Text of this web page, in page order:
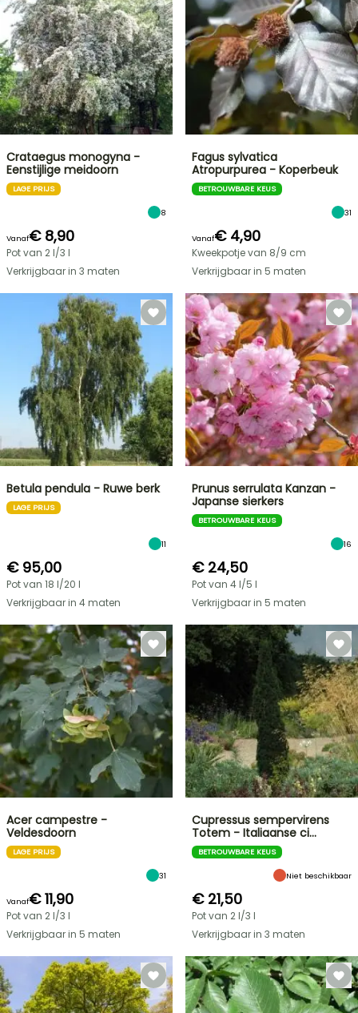
Crataegus monogyna -
Eenstijlige meidoorn
LAGE PRIJS
8
Vanaf€ 8,90
Pot van 2 l/3 l
Verkrijgbaar in 3 maten
Fagus sylvatica
Atropurpurea - Koperbeuk
BETROUWBARE KEUS
31
Vanaf€ 4,90
Kweekpotje van 8/9 cm
Verkrijgbaar in 5 maten
Betula pendula - Ruwe berk
LAGE PRIJS
11
€ 95,00
Pot van 18 l/20 l
Verkrijgbaar in 4 maten
Prunus serrulata Kanzan -
Japanse sierkers
BETROUWBARE KEUS
16
€ 24,50
Pot van 4 l/5 l
Verkrijgbaar in 5 maten
Acer campestre -
Veldesdoorn
LAGE PRIJS
31
Vanaf€ 11,90
Pot van 2 l/3 l
Verkrijgbaar in 5 maten
Cupressus sempervirens
Totem - Italiaanse ci…
BETROUWBARE KEUS
Niet beschikbaar
€ 21,50
Pot van 2 l/3 l
Verkrijgbaar in 3 maten